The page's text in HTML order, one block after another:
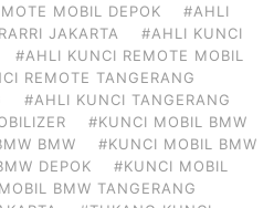
MOBIL DEPOK
#AHLI
JAKARTA
#AHLI KUNCI
#AHLI KUNCI REMOTE MOBIL
REMOTE TANGERANG
#AHLI KUNCI TANGERANG
#KUNCI MOBIL BMW
BMW
#KUNCI MOBIL BMW
DEPOK
#KUNCI MOBIL
BMW TANGERANG